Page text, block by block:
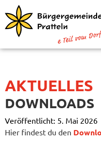
AKTUELLES
DOWNLOADS
Veröffentlicht: 5. Mai 2026
Hier findest du den